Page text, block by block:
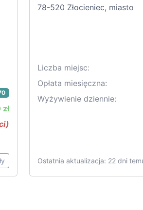
78-520 Złocieniec, miasto
Liczba miejsc:
Opłata miesięczna:
Wyżywienie dziennie:
Ostatnia aktualizacja: 22 dni